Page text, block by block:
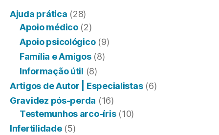
Ajuda prática (28)
Apoio médico(2)
Apoio psicológico(9)
Família e Amigos(8)
Informação útil (8)
Artigos de Autor | Especialistas(6)
Gravidez pós-perda (16)
Testemunhos arco-íris(10)
Infertilidade(5)